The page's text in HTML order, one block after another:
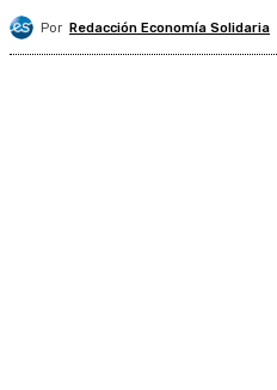
Por Redacción Economía Solidaria